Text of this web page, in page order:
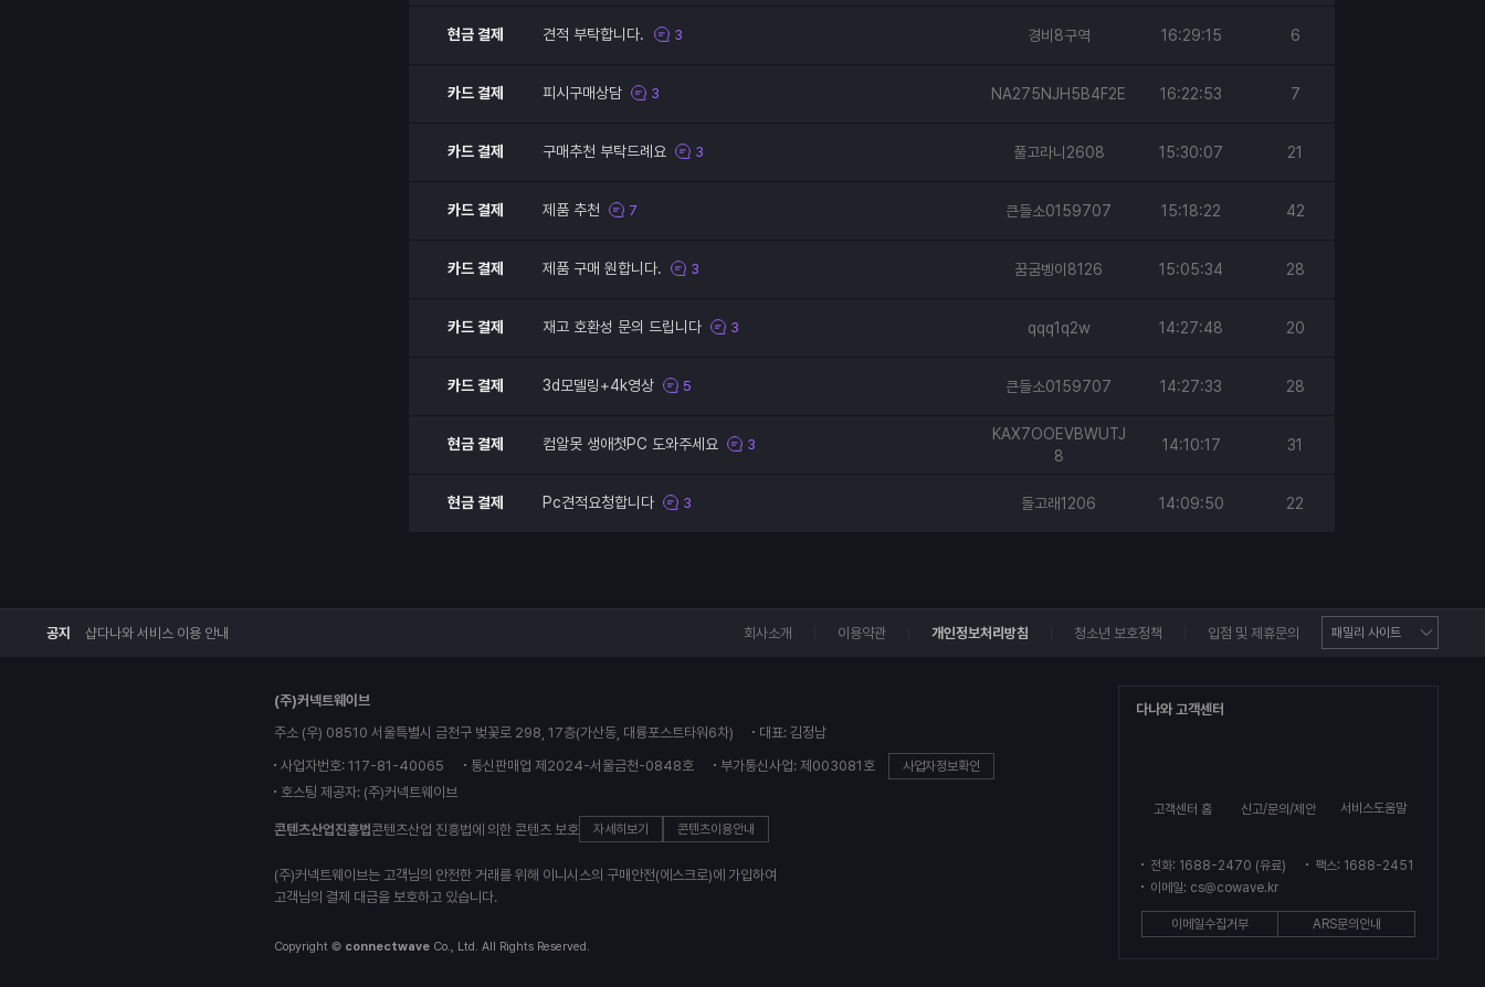
현금 결제 견적 부탁합니다. 3 경비8구역 16:29:15 6
카드 결제 피시구매상담 3 NA275NJH5B4F2E 16:22:53 7
카드 결제 구매추천 부탁드례요 3 풀고라니2608 15:30:07 21
카드 결제 제품 추천 7 큰들소0159707 15:18:22 42
카드 결제 제품 구매 원합니다. 3 꿈굼벵이8126 15:05:34 28
카드 결제 재고 호환성 문의 드립니다 3 qqq1q2w 14:27:48 20
카드 결제 3d모델링+4k영상 5 큰들소0159707 14:27:33 28
현금 결제 컴알못 생애첫PC 도와주세요 3
KAX7OOEVBWUTJ
8
14:10:17 31
현금 결제 Pc견적요청합니다 3 돌고래1206 14:09:50 22
공지 샵다나와 서비스 이용 안내 회사소개 이용약관 개인정보처리방침 청소년 보호정책 입점 및 제휴문의
(주)커넥트웨이브
주소 (우) 08510 서울특별시 금천구 벚꽃로 298, 17층(가산동, 대륭포스트타워6차)
대표: 김정남
사업자번호: 117-81-40065
통신판매업 제2024-서울금천-0848호 부가통신사업: 제003081호 사업자정보확인
호스팅 제공자: (주)커넥트웨이브
콘텐츠산업진흥법콘텐츠산업 진흥법에 의한 콘텐츠 보호 자세히보기 콘텐츠이용안내
(주)커넥트웨이브는 고객님의 안전한 거래를 위해 이니시스의 구매안전(에스크로)에 가입하여
고객님의 결제 대금을 보호하고 있습니다.
Copyright © connectwave Co., Ltd. All Rights Reserved.
다나와 고객센터
고객센터 홈 신고/문의/제안 서비스도움말
전화: 1688-2470 (유료)
팩스: 1688-2451
이메일: cs@cowave.kr
이메일수집거부 ARS문의안내